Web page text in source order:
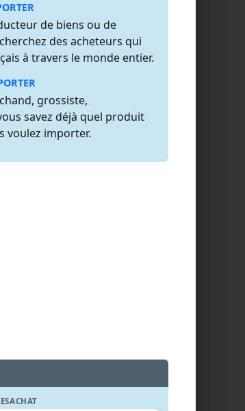
de biens ou de
des acheteurs qui
à travers le monde entier.
grossiste,
savez déjà quel produit
voulez importer.
ACHAT